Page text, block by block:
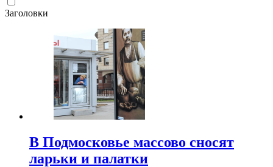
Заголовки
В Подмосковье массово сносят
ларьки и палатки